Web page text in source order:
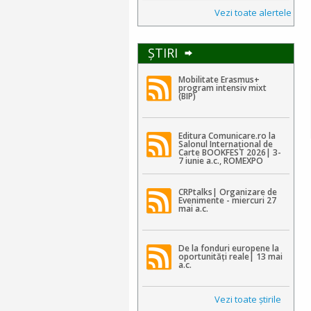
Vezi toate alertele
ŞTIRI
Mobilitate Erasmus+
program intensiv mixt
(BIP)
Editura Comunicare.ro la
Salonul Internațional de
Carte BOOKFEST 2026| 3-
7 iunie a.c., ROMEXPO
CRPtalks| Organizare de
Evenimente - miercuri 27
mai a.c.
De la fonduri europene la
oportunități reale| 13 mai
a.c.
Vezi toate ştirile